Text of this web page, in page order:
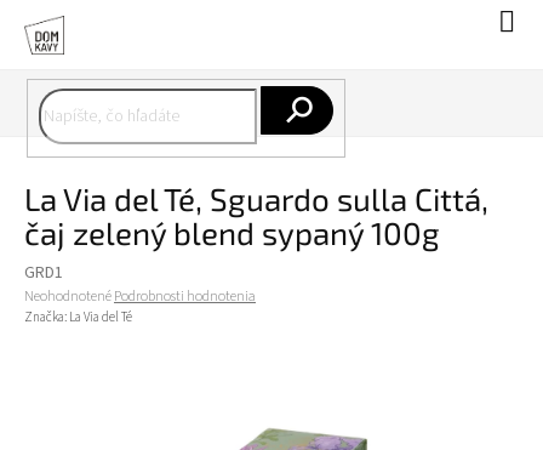
obsah
La Via del Té, Sguardo sulla Cittá,
čaj zelený blend sypaný 100g
GRD1
Priemerné
hodnotenie
NeohodnotenéPodrobnosti hodnotenia
Značka: La Via del Té